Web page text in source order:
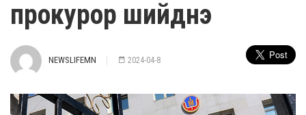
прокурор шийднэ
NEWSLIFEMN 2024-04-8